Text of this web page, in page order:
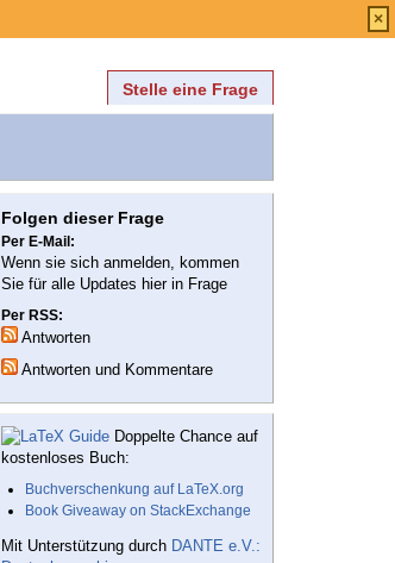
Stelle eine Frage
Folgen dieser Frage
Per E-Mail:
Wenn sie sich anmelden, kommen
Sie für alle Updates hier in Frage
Per RSS:
Antworten
Antworten und Kommentare
Doppelte Chance auf
kostenloses Buch:
Buchverschenkung auf LaTeX.org
Book Giveaway on StackExchange
Mit Unterstützung durch DANTE e.V.:
×